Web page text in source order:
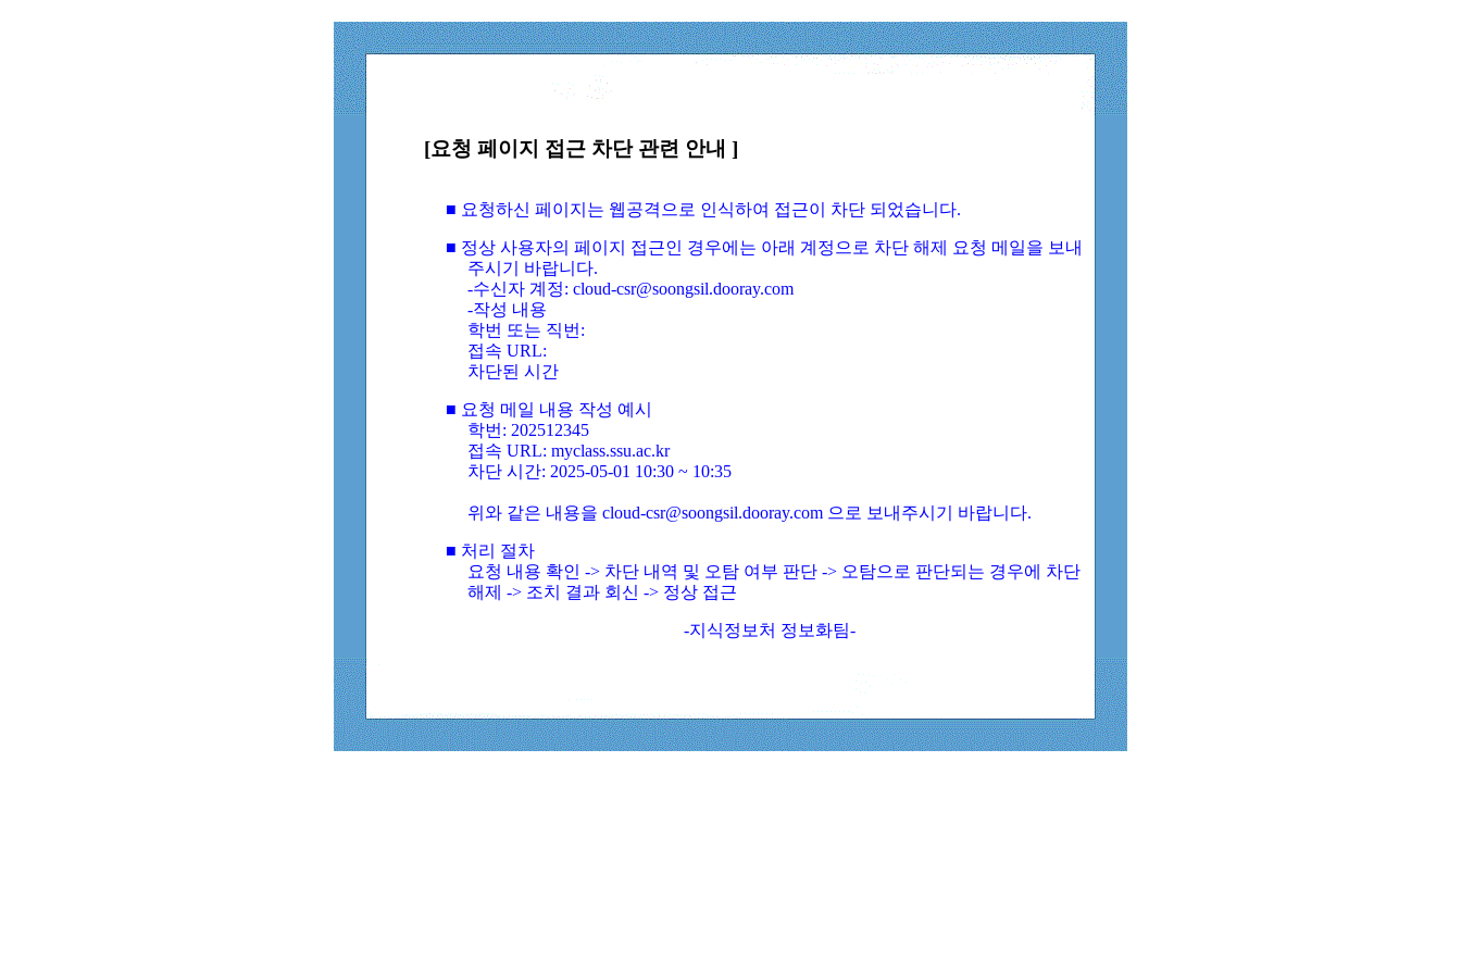
[요청 페이지 접근 차단 관련 안내 ]
■ 요청하신 페이지는 웹공격으로 인식하여 접근이 차단 되었습니다.
■ 정상 사용자의 페이지 접근인 경우에는 아래 계정으로 차단 해제 요청 메일을 보내
주시기 바랍니다.
-수신자 계정: cloud-csr@soongsil.dooray.com
-작성 내용
학번 또는 직번:
접속 URL:
차단된 시간
■ 요청 메일 내용 작성 예시
학번: 202512345
접속 URL: myclass.ssu.ac.kr
차단 시간: 2025-05-01 10:30 ~ 10:35
위와 같은 내용을 cloud-csr@soongsil.dooray.com 으로 보내주시기 바랍니다.
■ 처리 절차
요청 내용 확인 -> 차단 내역 및 오탐 여부 판단 -> 오탐으로 판단되는 경우에 차단
해제 -> 조치 결과 회신 -> 정상 접근
-지식정보처 정보화팀-